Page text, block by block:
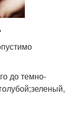
до темно-